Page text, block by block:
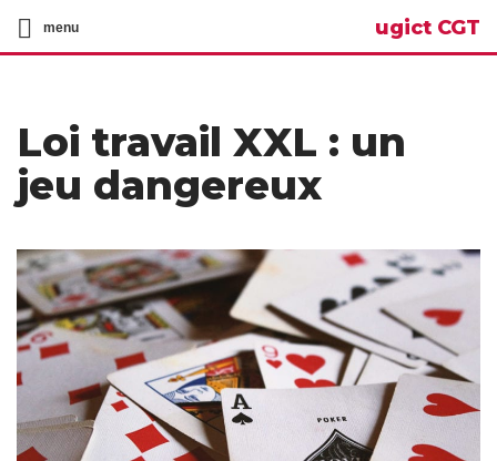
menu ugict CGT
Loi travail XXL : un
jeu dangereux